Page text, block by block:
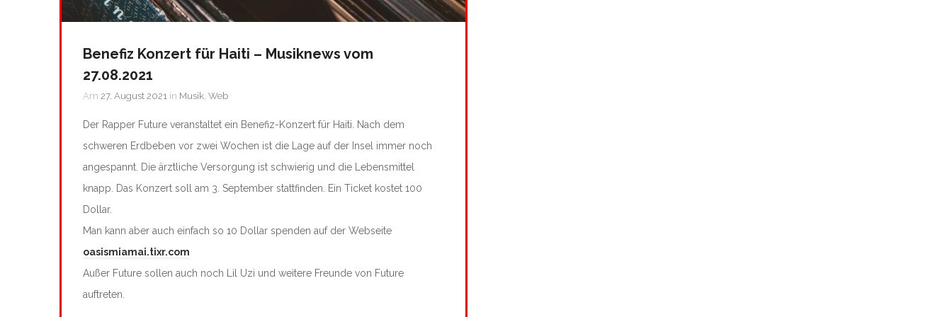
Benefiz Konzert für Haiti – Musiknews vom
27.08.2021
Am 27. August 2021 in Musik Web
Der Rapper Future veranstaltet ein Benefiz-Konzert für Haiti. Nach dem
schweren Erdbeben vor zwei Wochen ist die Lage auf der Insel immer noch
angespannt. Die ärztliche Versorgung ist schwierig und die Lebensmittel
knapp. Das Konzert soll am 3. September stattfinden. Ein Ticket kostet 100
Dollar.
Man kann aber auch einfach so 10 Dollar spenden auf der Webseite
oasismiamai.tixr.com
Außer Future sollen auch noch Lil Uzi und weitere Freunde von Future
auftreten.